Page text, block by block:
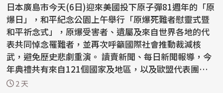
日本廣島市今天(6日)迎來美國投下原子彈81週年的「原
爆日」，和平紀念公園上午舉行「原爆死難者慰靈式暨
和平祈念式」，原爆受害者、遺屬及來自世界各地的代
表共同悼念罹難者，並再次呼籲國際社會推動裁減核
武，避免歷史悲劇重演。 讀賣新聞、每日新聞報導，今
年典禮共有來自121個國家及地區，以及歐盟代表團的代
表出席...
2 天